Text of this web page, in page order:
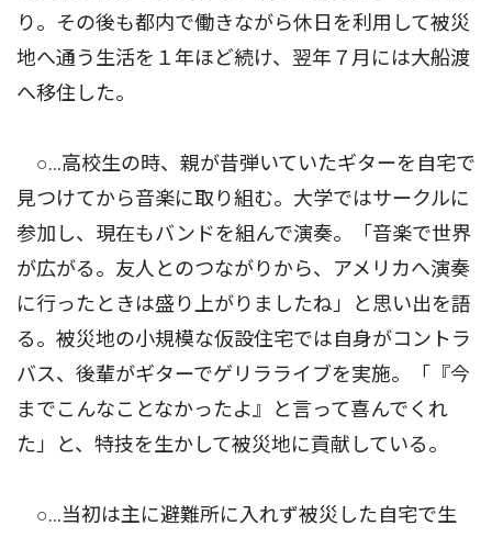
り。その後も都内で働きながら休日を利用して被災
地へ通う生活を１年ほど続け、翌年７月には大船渡
へ移住した。
○…高校生の時、親が昔弾いていたギターを自宅で
見つけてから音楽に取り組む。大学ではサークルに
参加し、現在もバンドを組んで演奏。「音楽で世界
が広がる。友人とのつながりから、アメリカへ演奏
に行ったときは盛り上がりましたね」と思い出を語
る。被災地の小規模な仮設住宅では自身がコントラ
バス、後輩がギターでゲリラライブを実施。「『今
までこんなことなかったよ』と言って喜んでくれ
た」と、特技を生かして被災地に貢献している。
○…当初は主に避難所に入れず被災した自宅で生